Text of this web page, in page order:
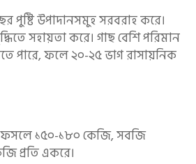
পুষ্টি উপাদানসমুহ সরবরাহ করে।
সহায়তা করে। গাছ বেশি পরিমান
পারে, ফলে ২০-২৫ ভাগ রাসায়নিক
ফসলে ১৫০-১৮০ কেজি, সবজি
প্রতি একরে।